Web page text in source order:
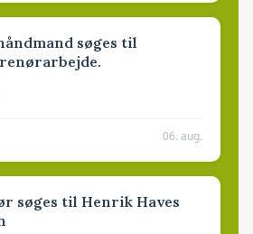
søges til
06. aug.
søges til Henrik Haves